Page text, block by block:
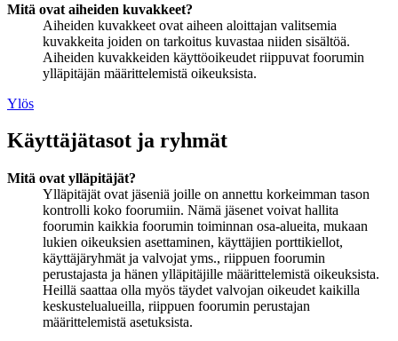
Mitä ovat aiheiden kuvakkeet?
Aiheiden kuvakkeet ovat aiheen aloittajan valitsemia
kuvakkeita joiden on tarkoitus kuvastaa niiden sisältöä.
Aiheiden kuvakkeiden käyttöoikeudet riippuvat foorumin
ylläpitäjän määrittelemistä oikeuksista.
Ylös
Käyttäjätasot ja ryhmät
Mitä ovat ylläpitäjät?
Ylläpitäjät ovat jäseniä joille on annettu korkeimman tason
kontrolli koko foorumiin. Nämä jäsenet voivat hallita
foorumin kaikkia foorumin toiminnan osa-alueita, mukaan
lukien oikeuksien asettaminen, käyttäjien porttikiellot,
käyttäjäryhmät ja valvojat yms., riippuen foorumin
perustajasta ja hänen ylläpitäjille määrittelemistä oikeuksista.
Heillä saattaa olla myös täydet valvojan oikeudet kaikilla
keskustelualueilla, riippuen foorumin perustajan
määrittelemistä asetuksista.